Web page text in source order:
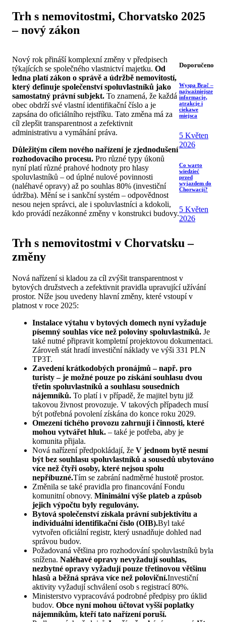
Trh s nemovitostmi, Chorvatsko 2025
– nový zákon
Nový rok přináší komplexní změny v předpisech
týkajících se společného vlastnictví majetku. Od
ledna platí zákon o správě a údržbě nemovitostí,
který definuje společenství spoluvlastníků jako
samostatný právní subjekt. To znamená, že každá
obec obdrží své vlastní identifikační číslo a je
zapsána do oficiálního rejstříku. Tato změna má za
cíl zlepšit transparentnost a zefektivnit
administrativu a vymáhání práva.
Důležitým cílem nového nařízení je zjednodušení
rozhodovacího procesu. Pro různé typy úkonů
nyní platí různé prahové hodnoty pro hlasy
spoluvlastníků – od úplné nulové povinnosti
(naléhavé opravy) až po souhlas 80% (investiční
údržba). Mění se i sankční systém – odpovědnost
nesou nejen správci, ale i spoluvlastníci a kdokoli,
kdo provádí nezákonné změny v konstrukci budovy.
Doporučeno
Wyspa Brač –
najważniejsze
informacje,
atrakcje i
ciekawe
miejsca
5 Květen
2026
Co warto
wiedzieć
przed
wyjazdem do
Chorwacji?
5 Květen
2026
Trh s nemovitostmi v Chorvatsku –
změny
Nová nařízení si kladou za cíl zvýšit transparentnost v
bytových družstvech a zefektivnit pravidla upravující užívání
prostor. Níže jsou uvedeny hlavní změny, které vstoupí v
platnost v roce 2025:
Instalace výtahu v bytových domech nyní vyžaduje
písemný souhlas více než poloviny spoluvlastníků. Je
také nutné připravit kompletní projektovou dokumentaci.
Zároveň stát hradí investiční náklady ve výši 331 PLN
TP3T.
Zavedení krátkodobých pronájmů – např. pro
turisty – je možné pouze po získání souhlasu dvou
třetin spoluvlastníků a souhlasu sousedních
nájemníků. To platí i v případě, že majitel bytu již
takovou živnost provozuje. V takových případech musí
být potřebná povolení získána do konce roku 2029.
Omezení tichého provozu zahrnují i činnosti, které
mohou vytvářet hluk. – také je potřeba, aby je
komunita přijala.
Nová nařízení předpokládají, že V jednom bytě nesmí
být bez souhlasu spoluvlastníků a sousedů ubytováno
více než čtyři osoby, které nejsou spolu
nepříbuzné.Tím se zabrání nadměrné hustotě prostor.
Změnila se také pravidla pro financování Fondu
komunitní obnovy. Minimální výše plateb a způsob
jejich výpočtu byly regulovány.
Bytová společenství získala právní subjektivitu a
individuální identifikační číslo (OIB).Byl také
vytvořen oficiální registr, který usnadňuje dohled nad
správou budov.
Požadovaná většina pro rozhodování spoluvlastníků byla
snížena. Naléhavé opravy nevyžadují souhlas,
nezbytné opravy vyžadují pouze třetinovou většinu
hlasů a běžná správa více než poloviční.Investiční
aktivity vyžadují schválení osob s registrací 80%.
Ministerstvo vypracovává podrobné předpisy pro úklid
budov. Obce nyní mohou účtovat vyšší poplatky
nájemníkům, kteří tato nařízení poruší.